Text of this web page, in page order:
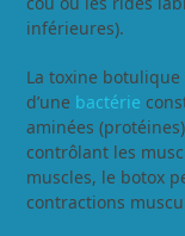
inférieures).
La toxine
d’une bactérie
aminées
contrôlant les
muscles, le botox
contractions